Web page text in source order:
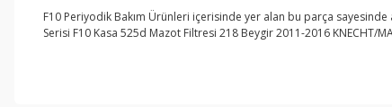
F10 Periyodik Bakım Ürünleri içerisinde yer alan bu parça sayesinde
Serisi F10 Kasa 525d Mazot Filtresi 218 Beygir 2011-2016 KNECHT/